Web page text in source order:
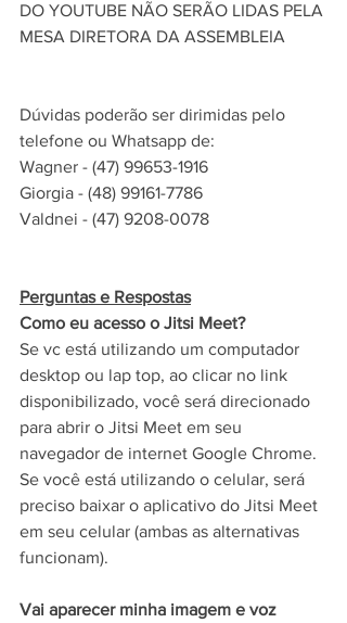
DO YOUTUBE NÃO SERÃO LIDAS PELA
MESA DIRETORA DA ASSEMBLEIA
Dúvidas poderão ser dirimidas pelo
telefone ou Whatsapp de:
Wagner - (47) 99653-1916
Giorgia - (48) 99161-7786
Valdnei - (47) 9208-0078
Perguntas e Respostas
Como eu acesso o Jitsi Meet?
Se vc está utilizando um computador
desktop ou lap top, ao clicar no link
disponibilizado, você será direcionado
para abrir o Jitsi Meet em seu
navegador de internet Google Chrome.
Se você está utilizando o celular, será
preciso baixar o aplicativo do Jitsi Meet
em seu celular (ambas as alternativas
funcionam).
Vai aparecer minha imagem e voz